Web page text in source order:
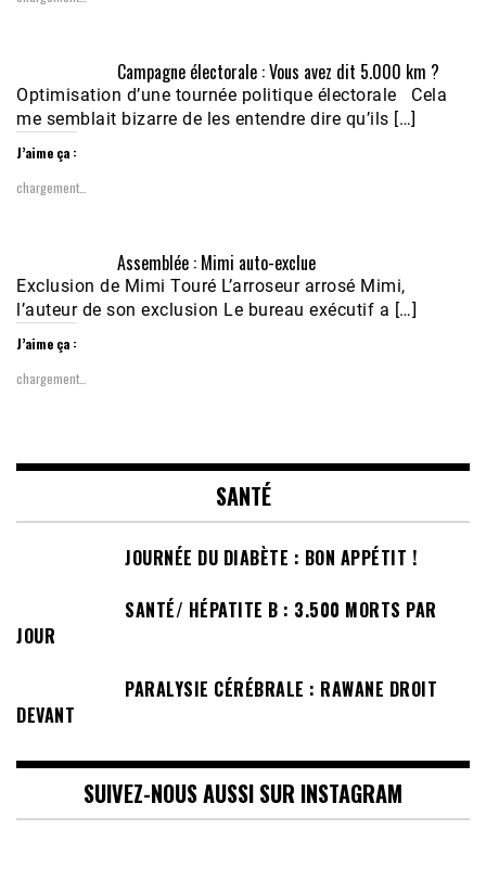
Campagne électorale : Vous avez dit 5.000 km ?
Optimisation d’une tournée politique électorale Cela
me semblait bizarre de les entendre dire qu’ils […]
J’aime ça :
chargement…
Assemblée : Mimi auto-exclue
Exclusion de Mimi Touré L’arroseur arrosé Mimi,
l’auteur de son exclusion Le bureau exécutif a […]
J’aime ça :
chargement…
SANTÉ
JOURNÉE DU DIABÈTE : BON APPÉTIT !
SANTÉ/ HÉPATITE B : 3.500 MORTS PAR
JOUR
PARALYSIE CÉRÉBRALE : RAWANE DROIT
DEVANT
SUIVEZ-NOUS AUSSI SUR INSTAGRAM